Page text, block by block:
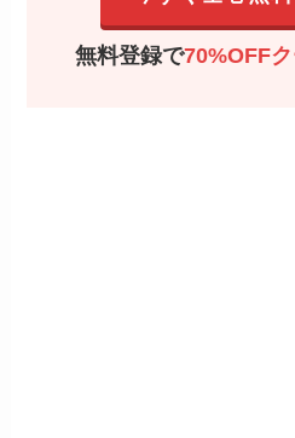
無料登録で70%OFF